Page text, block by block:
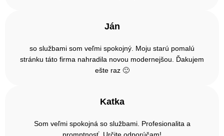
Ján
so službami som veľmi spokojný. Moju starú pomalú
stránku táto firma nahradila novou modernejšou. Ďakujem
ešte raz 🙂
Katka
Som veľmi spokojná so službami. Profesionalita a